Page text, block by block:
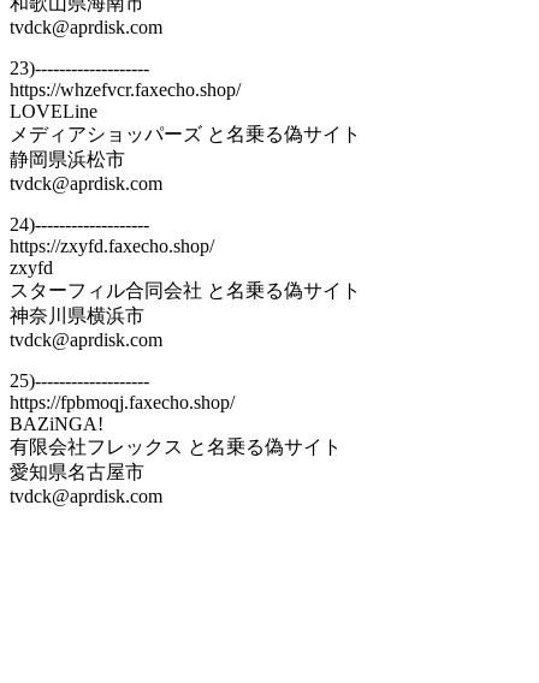
tvdck@aprdisk.com
23)-------------------
https://whzefvcr.faxecho.shop/
LOVELine
メディアショッパーズ と名乗る偽サイト
静岡県浜松市
tvdck@aprdisk.com
24)-------------------
https://zxyfd.faxecho.shop/
zxyfd
スターフィル合同会社 と名乗る偽サイト
神奈川県横浜市
tvdck@aprdisk.com
25)-------------------
https://fpbmoqj.faxecho.shop/
BAZiNGA!
有限会社フレックス と名乗る偽サイト
愛知県名古屋市
tvdck@aprdisk.com